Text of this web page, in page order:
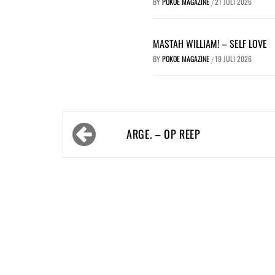
/
MASTAH WILLIAM! – SELF LOVE
BYPOKOE MAGAZINE /19 JULI 2026
Bericht
navigatieARGE. – OP REEP